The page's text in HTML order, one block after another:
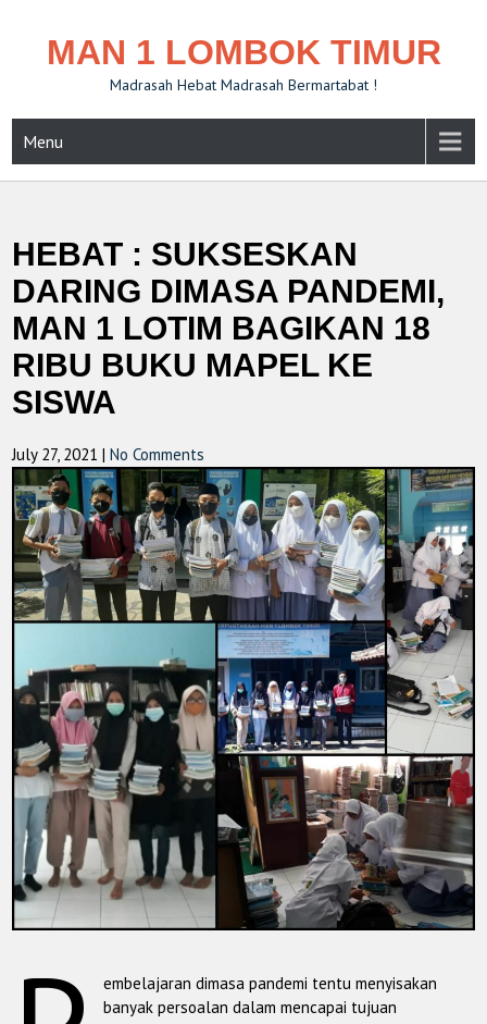
MAN 1 LOMBOK TIMUR
Madrasah Hebat Madrasah Bermartabat !
Menu
HEBAT : SUKSESKAN
DARING DIMASA PANDEMI,
MAN 1 LOTIM BAGIKAN 18
RIBU BUKU MAPEL KE
SISWA
July 27, 2021 |No Comments
embelajaran dimasa pandemi tentu menyisakan
banyak persoalan dalam mencapai tujuan